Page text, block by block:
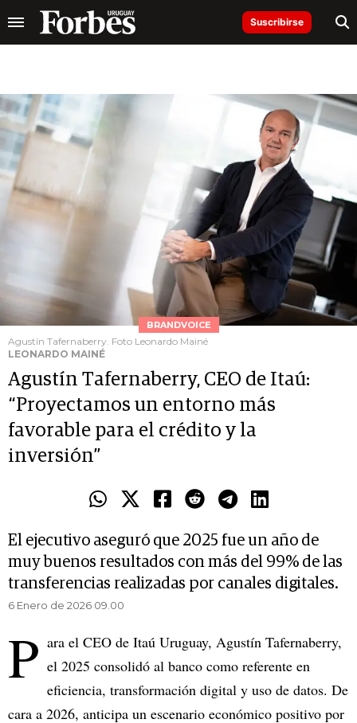
Suscribirse
BRANDVOICE
Agustín Tafernaberry. Foto Leonardo Mainé
LEONARDO MAINÉ
Agustín Tafernaberry, CEO de Itaú:
“Proyectamos un entorno más
favorable para el crédito y la
inversión”
El ejecutivo aseguró que 2025 fue un año de
muy buenos resultados con más del 99% de las
transferencias realizadas por canales digitales.
6 Enero de 2026 09.00
P ara el CEO de Itaú Uruguay, Agustín Tafernaberry,
el 2025 consolidó al banco como referente en
eficiencia, transformación digital y uso de datos. De
cara a 2026, anticipa un escenario económico positivo por